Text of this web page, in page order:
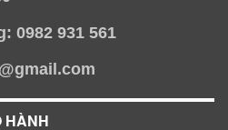
0982 931 561
HÀNH